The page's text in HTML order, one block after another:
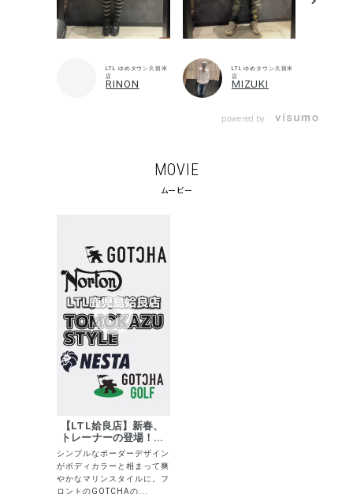
キーワードから探す
価格から探す
カテゴリ
LTL ゆめタウン久留米
店
RINON
LTL ゆめタウン久留米
店
MIZUKI
powered by
MOVIE
ムービー
【LTL姶良店】新春、
トレーナーの登場！...
シンプルなボーダーデザイン
がボディカラーと相まって爽
やかなマリンスタイルに。フ
ロントのGOTCHAの...